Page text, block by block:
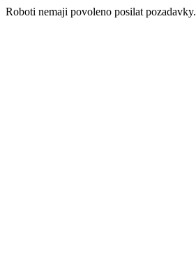
Roboti nemaji povoleno posilat pozadavky.